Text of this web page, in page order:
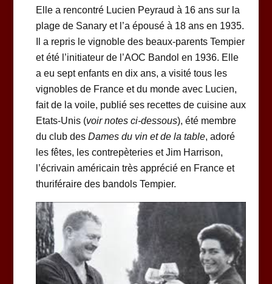
Elle a rencontré Lucien Peyraud à 16 ans sur la
plage de Sanary et l’a épousé à 18 ans en 1935.
Il a repris le vignoble des beaux-parents Tempier
et été l’initiateur de l’AOC Bandol en 1936. Elle
a eu sept enfants en dix ans, a visité tous les
vignobles de France et du monde avec Lucien,
fait de la voile, publié ses recettes de cuisine aux
Etats-Unis (voir notes ci-dessous), été membre
du club des Dames du vin et de la table, adoré
les fêtes, les contrepèteries et Jim Harrison,
l’écrivain américain très apprécié en France et
thuriféraire des bandols Tempier.